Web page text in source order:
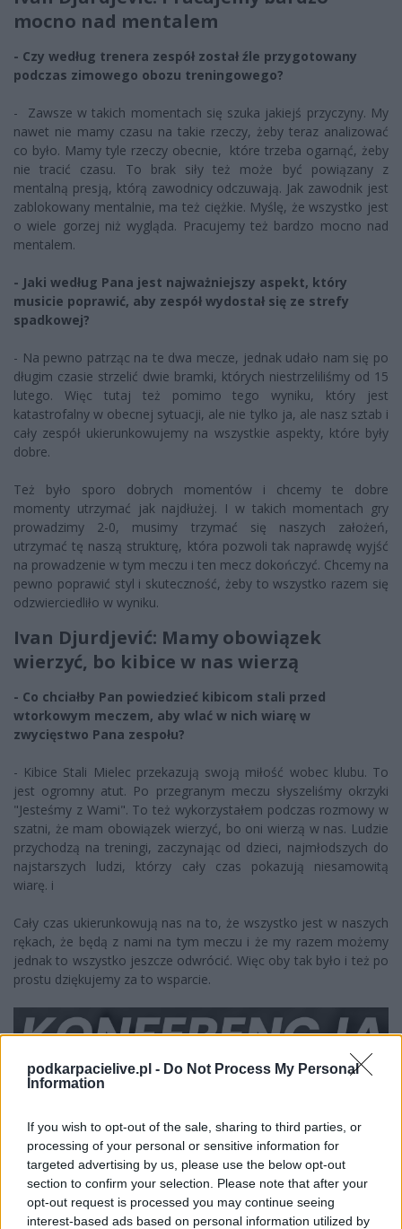
podkarpacielive.pl - Do Not Process My Personal
Information
If you wish to opt-out of the sale, sharing to third parties, or
processing of your personal or sensitive information for
targeted advertising by us, please use the below opt-out
section to confirm your selection. Please note that after your
opt-out request is processed you may continue seeing
interest-based ads based on personal information utilized by
mocno nad mentalem
- Czy według trenera zespół został źle przygotowany
podczas zimowego obozu treningowego?
- Zawsze w takich momentach się szuka jakiejś przyczyny. My
nawet nie mamy czasu na takie rzeczy, żeby teraz analizować
co było. Mamy tyle rzeczy obecnie, które trzeba ogarnąć, żeby
nie tracić czasu. To brak siły też może być powiązany z
mentalną presją, którą zawodnicy odczuwają. Jak zawodnik jest
zablokowany mentalnie, ma też ciężkie. Myślę, że wszystko jest
o wiele gorzej niż wygląda. Pracujemy też bardzo mocno nad
mentalem.
- Jaki według Pana jest najważniejszy aspekt, który
musicie poprawić, aby zespół wydostał się ze strefy
spadkowej?
- Na pewno patrząc na te dwa mecze, jednak udało nam się po
długim czasie strzelić dwie bramki, których niestrzeliliśmy od 15
lutego. Więc tutaj też pomimo tego wyniku, który jest
katastrofalny w obecnej sytuacji, ale nie tylko ja, ale nasz sztab i
cały zespół ukierunkowujemy na wszystkie aspekty, które były
dobre.
Też było sporo dobrych momentów i chcemy te dobre
momenty utrzymać jak najdłużej. I w takich momentach gry
prowadzimy 2-0, musimy trzymać się naszych założeń,
utrzymać tę naszą strukturę, która pozwoli tak naprawdę wyjść
na prowadzenie w tym meczu i ten mecz dokończyć. Chcemy na
pewno poprawić styl i skuteczność, żeby to wszystko razem się
odzwierciedliło w wyniku.
Ivan Djurdjević: Mamy obowiązek
wierzyć, bo kibice w nas wierzą
- Co chciałby Pan powiedzieć kibicom stali przed
wtorkowym meczem, aby wlać w nich wiarę w
zwycięstwo Pana zespołu?
- Kibice Stali Mielec przekazują swoją miłość wobec klubu. To
jest ogromny atut. Po przegranym meczu słyszeliśmy okrzyki
"Jesteśmy z Wami". To też wykorzystałem podczas rozmowy w
szatni, że mam obowiązek wierzyć, bo oni wierzą w nas. Ludzie
przychodzą na treningi, zaczynając od dzieci, najmłodszych do
najstarszych ludzi, którzy cały czas pokazują niesamowitą
wiarę. i
Cały czas ukierunkowują nas na to, że wszystko jest w naszych
rękach, że będą z nami na tym meczu i że my razem możemy
jednak to wszystko jeszcze odwrócić. Więc oby tak było i też po
prostu dziękujemy za to wsparcie.